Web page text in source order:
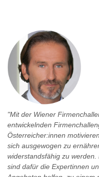
"Mit der Wiener
entwickelnden
Österreicher:innen
sich ausgewogen zu
widerstandsfähig zu
sind dafür die Expertinnen